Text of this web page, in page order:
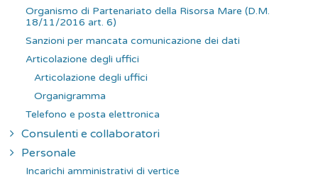
Organismo di Partenariato della Risorsa Mare (D.M.
18/11/2016 art. 6)
Sanzioni per mancata comunicazione dei dati
Articolazione degli uffici
Articolazione degli uffici
Organigramma
Telefono e posta elettronica
Consulenti e collaboratori
Personale
Incarichi amministrativi di vertice